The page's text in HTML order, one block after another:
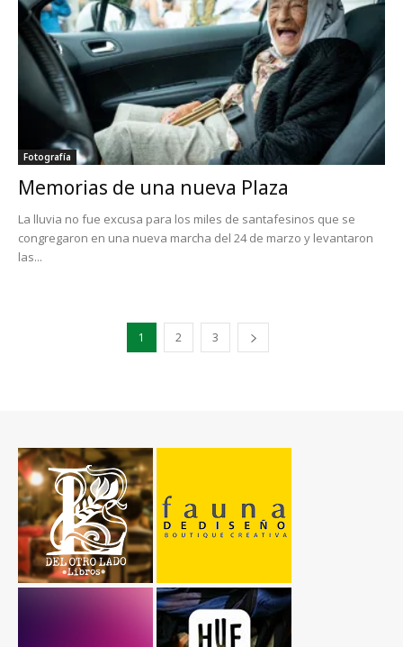
Fotografía
Memorias de una nueva Plaza
La lluvia no fue excusa para los miles de santafesinos que se
congregaron en una nueva marcha del 24 de marzo y levantaron
las...
1 2 3